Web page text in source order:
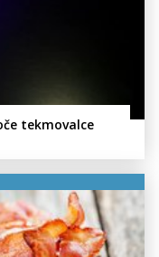
tekmovalce